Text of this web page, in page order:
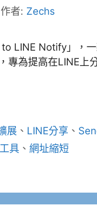
作者: Zechs
to LINE Notify」，
專為提高在LINE上
展 、 LINE分享 、
具 、 網址縮短